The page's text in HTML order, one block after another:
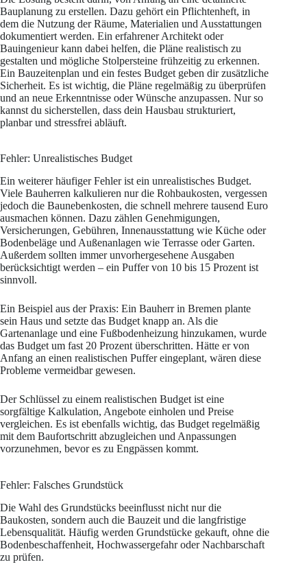
Bauplanung zu erstellen. Dazu gehört ein Pflichtenheft, in
dem die Nutzung der Räume, Materialien und Ausstattungen
dokumentiert werden. Ein erfahrener Architekt oder
Bauingenieur kann dabei helfen, die Pläne realistisch zu
gestalten und mögliche Stolpersteine frühzeitig zu erkennen.
Ein Bauzeitenplan und ein festes Budget geben dir zusätzliche
Sicherheit. Es ist wichtig, die Pläne regelmäßig zu überprüfen
und an neue Erkenntnisse oder Wünsche anzupassen. Nur so
kannst du sicherstellen, dass dein Hausbau strukturiert,
planbar und stressfrei abläuft.
Fehler: Unrealistisches Budget
Ein weiterer häufiger Fehler ist ein unrealistisches Budget.
Viele Bauherren kalkulieren nur die Rohbaukosten, vergessen
jedoch die Baunebenkosten, die schnell mehrere tausend Euro
ausmachen können. Dazu zählen Genehmigungen,
Versicherungen, Gebühren, Innenausstattung wie Küche oder
Bodenbeläge und Außenanlagen wie Terrasse oder Garten.
Außerdem sollten immer unvorhergesehene Ausgaben
berücksichtigt werden – ein Puffer von 10 bis 15 Prozent ist
sinnvoll.
Ein Beispiel aus der Praxis: Ein Bauherr in Bremen plante
sein Haus und setzte das Budget knapp an. Als die
Gartenanlage und eine Fußbodenheizung hinzukamen, wurde
das Budget um fast 20 Prozent überschritten. Hätte er von
Anfang an einen realistischen Puffer eingeplant, wären diese
Probleme vermeidbar gewesen.
Der Schlüssel zu einem realistischen Budget ist eine
sorgfältige Kalkulation, Angebote einholen und Preise
vergleichen. Es ist ebenfalls wichtig, das Budget regelmäßig
mit dem Baufortschritt abzugleichen und Anpassungen
vorzunehmen, bevor es zu Engpässen kommt.
Fehler: Falsches Grundstück
Die Wahl des Grundstücks beeinflusst nicht nur die
Baukosten, sondern auch die Bauzeit und die langfristige
Lebensqualität. Häufig werden Grundstücke gekauft, ohne die
Bodenbeschaffenheit, Hochwassergefahr oder Nachbarschaft
zu prüfen.